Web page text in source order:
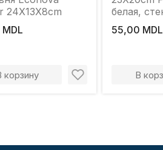
24X13X8cm
корзину
белая,
55,00 MDL
В